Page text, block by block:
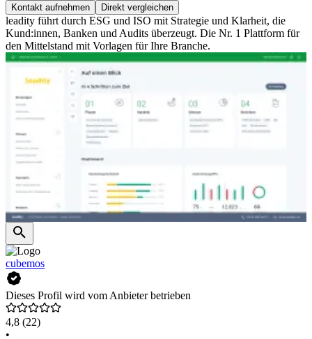
Kontakt aufnehmen Direkt vergleichen
leadity führt durch ESG und ISO mit Strategie und Klarheit, die
Kund:innen, Banken und Audits überzeugt. Die Nr. 1 Plattform für
den Mittelstand mit Vorlagen für Ihre Branche.
cubemos
Dieses Profil wird vom Anbieter betrieben
4,8 (22)
•